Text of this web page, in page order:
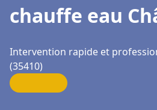
chauffe eau
Intervention rapide et
(35410)